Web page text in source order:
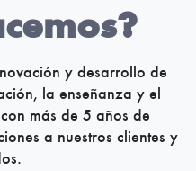
y desarrollo de
la enseñanza y el
más de 5 años de
a nuestros clientes y